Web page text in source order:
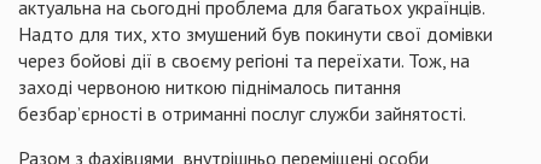
актуальна на сьогодні проблема для багатьох українців.
Надто для тих, хто змушений був покинути свої домівки
через бойові дії в своєму регіоні та переїхати. Тож, на
заході червоною ниткою піднімалось питання
безбар’єрності в отриманні послуг служби зайнятості.
Разом з фахівцями внутрішньо переміщені особи